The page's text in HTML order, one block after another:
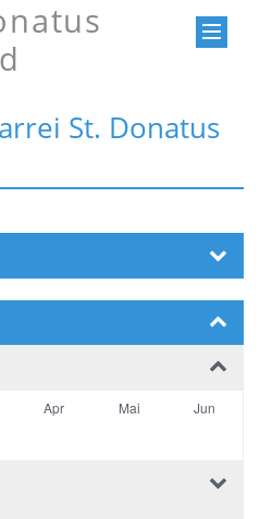
St. Donatus
Apr Mai
Jun